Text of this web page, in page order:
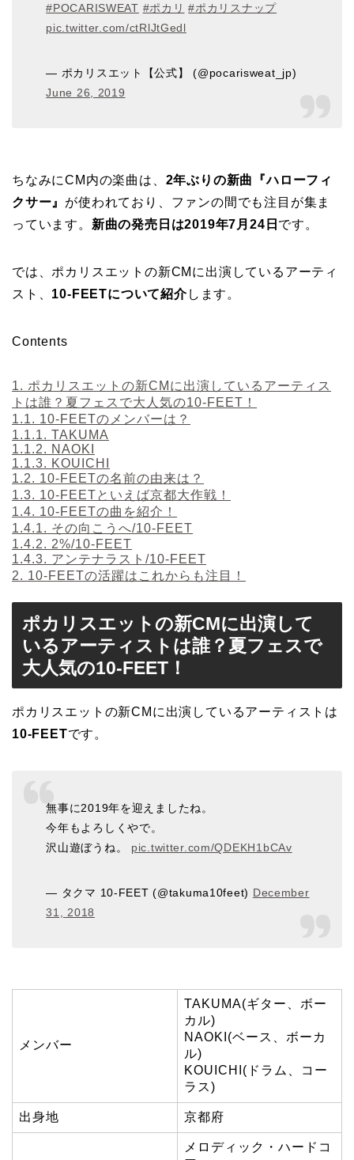
#POCARISWEAT #ポカリ #ポカリスナップ
pic.twitter.com/ctRlJtGedl
— ポカリスエット【公式】 (@pocarisweat_jp)
June 26, 2019
ちなみにCM内の楽曲は、 2年ぶりの新曲『ハローフィ
クサー』 が使われており、ファンの間でも注目が集ま
っています。 新曲の発売日は2019年7月24日 です。
では、ポカリスエットの新CMに出演しているアーティ
スト、 10-FEETについて紹介します。
Contents
1. ポカリスエットの新CMに出演しているアーティス
トは誰？夏フェスで大人気の10-FEET！
1.1. 10-FEETのメンバーは？
1.1.1. TAKUMA
1.1.2. NAOKI
1.1.3. KOUICHI
1.2. 10-FEETの名前の由来は？
1.3. 10-FEETといえば京都大作戦！
1.4. 10-FEETの曲を紹介！
1.4.1. その向こうへ/10-FEET
1.4.2. 2%/10-FEET
1.4.3. アンテナラスト/10-FEET
2. 10-FEETの活躍はこれからも注目！
ポカリスエットの新CMに出演して
いるアーティストは誰？夏フェスで
大人気の10-FEET！
ポカリスエットの新CMに出演しているアーティストは
10-FEETです。
無事に2019年を迎えましたね。
今年もよろしくやで。
沢山遊ぼうね。 pic.twitter.com/QDEKH1bCAv
— タクマ 10-FEET (@takuma10feet) December
31, 2018
メンバー
TAKUMA(ギター、ボー
カル)
NAOKI(ベース、ボーカ
ル)
KOUICHI(ドラム、コー
ラス)
出身地 京都府
メロディック・ハードコ